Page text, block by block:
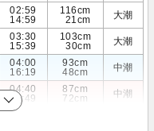
02:59
14:59
116cm
21cm
大潮
03:30
15:39
103cm
30cm
大潮
04:00
16:19
93cm
48cm
中潮
04:40
16:49
87cm
72cm
中潮